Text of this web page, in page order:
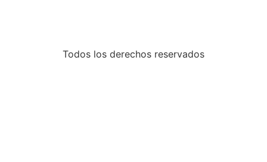
Todos los derechos reservados